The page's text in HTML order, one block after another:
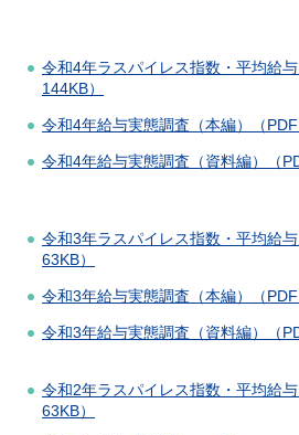
令和4年ラスパイレス指数・平均給
144KB）
令和4年給与実態調査（本編）（PDF
令和4年給与実態調査（資料編）（
令和3年ラスパイレス指数・平均給
63KB）
令和3年給与実態調査（本編）（PDF
令和3年給与実態調査（資料編）（
令和2年ラスパイレス指数・平均給
63KB）